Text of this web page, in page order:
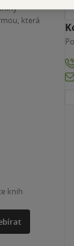
která
knih